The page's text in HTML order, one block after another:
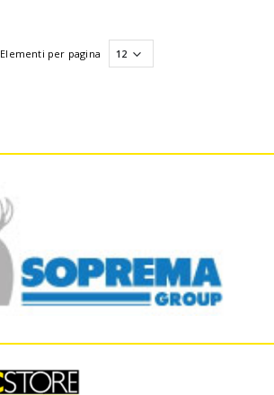
Elementi per pagina